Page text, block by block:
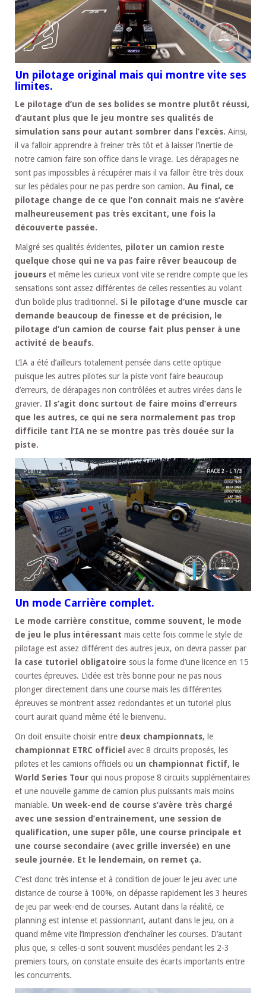
Un pilotage original mais qui montre vite ses
limites.
Le pilotage d’un de ses bolides se montre plutôt réussi,
d’autant plus que le jeu montre ses qualités de
simulation sans pour autant sombrer dans l’excès. Ainsi,
il va falloir apprendre à freiner très tôt et à laisser l’inertie de
notre camion faire son office dans le virage. Les dérapages ne
sont pas impossibles à récupérer mais il va falloir être très doux
sur les pédales pour ne pas perdre son camion. Au final, ce
pilotage change de ce que l’on connait mais ne s’avère
malheureusement pas très excitant, une fois la
découverte passée.
Malgré ses qualités évidentes, piloter un camion reste
quelque chose qui ne va pas faire rêver beaucoup de
joueurs et même les curieux vont vite se rendre compte que les
sensations sont assez différentes de celles ressenties au volant
d’un bolide plus traditionnel. Si le pilotage d’une muscle car
demande beaucoup de finesse et de précision, le
pilotage d’un camion de course fait plus penser à une
activité de beaufs.
L’IA a été d’ailleurs totalement pensée dans cette optique
puisque les autres pilotes sur la piste vont faire beaucoup
d’erreurs, de dérapages non contrôlées et autres virées dans le
gravier. Il s’agit donc surtout de faire moins d’erreurs
que les autres, ce qui ne sera normalement pas trop
difficile tant l’IA ne se montre pas très douée sur la
piste.
Un mode Carrière complet.
Le mode carrière constitue, comme souvent, le mode
de jeu le plus intéressant mais cette fois comme le style de
pilotage est assez différent des autres jeux, on devra passer par
la case tutoriel obligatoire sous la forme d’une licence en 15
courtes épreuves. L’idée est très bonne pour ne pas nous
plonger directement dans une course mais les différentes
épreuves se montrent assez redondantes et un tutoriel plus
court aurait quand même été le bienvenu.
On doit ensuite choisir entre deux championnats, le
championnat ETRC officiel avec 8 circuits proposés, les
pilotes et les camions officiels ou un championnat fictif, le
World Series Tour qui nous propose 8 circuits supplémentaires
et une nouvelle gamme de camion plus puissants mais moins
maniable. Un week-end de course s’avère très chargé
avec une session d’entrainement, une session de
qualification, une super pôle, une course principale et
une course secondaire (avec grille inversée) en une
seule journée. Et le lendemain, on remet ça.
C’est donc très intense et à condition de jouer le jeu avec une
distance de course à 100%, on dépasse rapidement les 3 heures
de jeu par week-end de courses. Autant dans la réalité, ce
planning est intense et passionnant, autant dans le jeu, on a
quand même vite l’impression d’enchaîner les courses. D’autant
plus que, si celles-ci sont souvent musclées pendant les 2-3
premiers tours, on constate ensuite des écarts importants entre
les concurrents.